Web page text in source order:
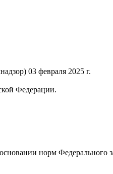
03 февраля 2025 г.
Федерации.
норм Федерального